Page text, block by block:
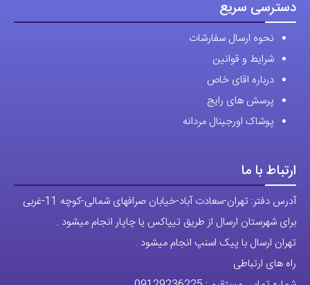
دسترسی سریع
نحوه ارسال سفارشات
شرایط و قوانین
درباره اقای خاص
پرسش های رایج
پوشاک اورجینال مردانه
ارتباط با ما
آدرس دفتر: تهران-سعادت آباد-خیابان صرافهای شمالی-کوچه 11-غربی
برای شهرستان ارسال از طریق تیپاکس یا چاپار انجام میشود .
تهران ارسال با پیک اسنپ انجام میشود .
راه های ارتباطی